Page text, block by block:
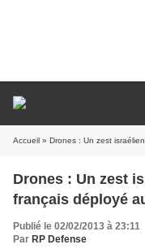
Accueil » Drones : Un zest
Drones : Un zest
français déployé
Publié le 02/02/2013 à 23:11
Par RP Defense